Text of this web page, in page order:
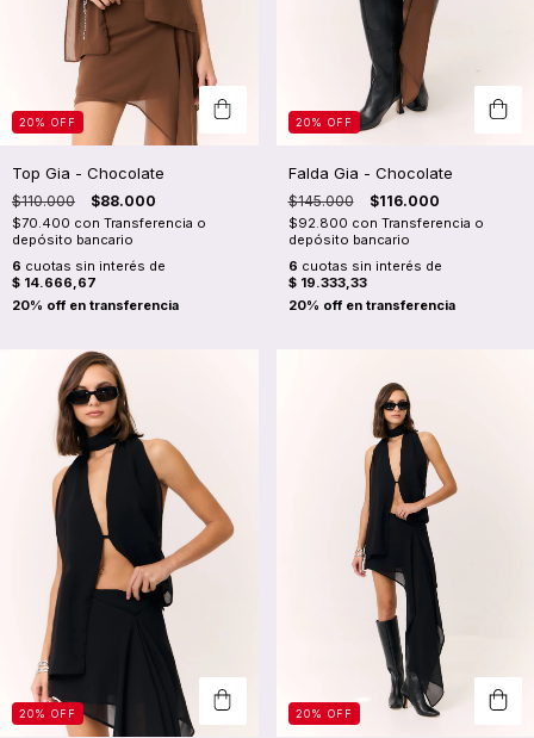
20% OFF
Top Gia - Chocolate
$110.000 $88.000
$70.400 con Transferencia o
depósito bancario
6 cuotas sin interés de
$ 14.666,67
20% OFF
Falda Gia - Chocolate
$145.000 $116.000
$92.800 con Transferencia o
depósito bancario
6 cuotas sin interés de
$ 19.333,33
20% OFF 20% OFF